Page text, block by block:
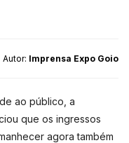
Autor: Imprensa Expo Goio
ao público, a
que os ingressos
agora também